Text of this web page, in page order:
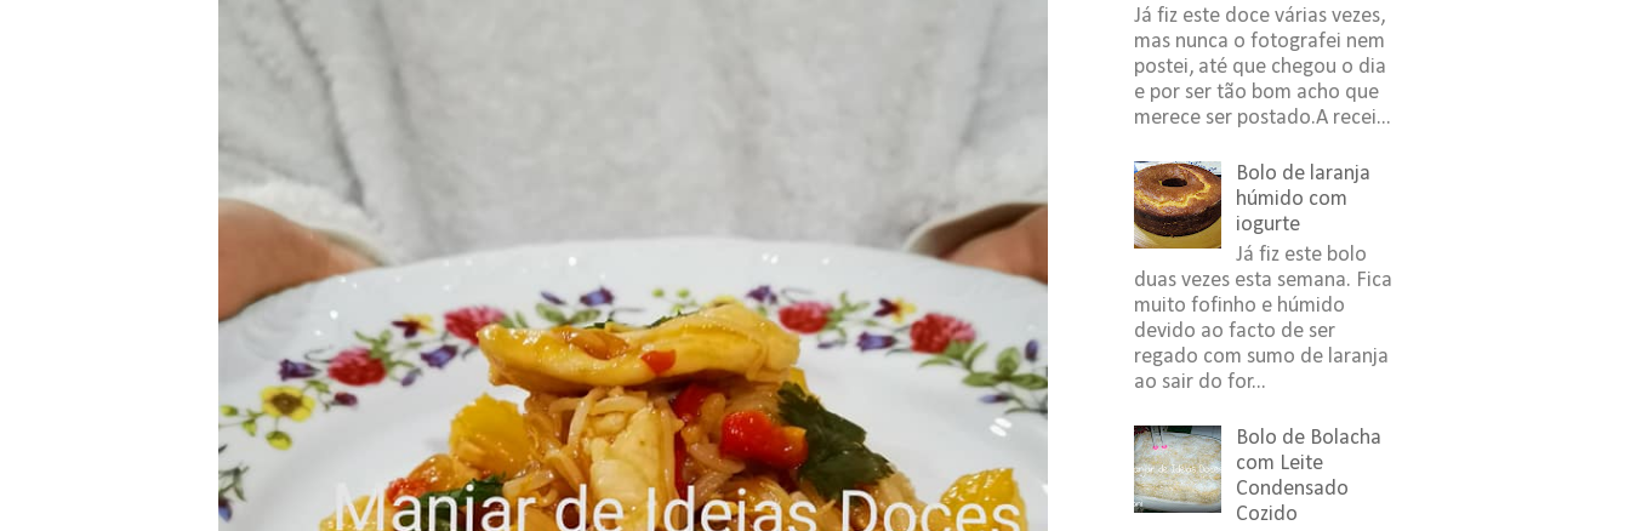
Já fiz este doce várias vezes,
mas nunca o fotografei nem
postei, até que chegou o dia
e por ser tão bom acho que
merece ser postado.A recei...
Bolo de laranja
húmido com
iogurte
Já fiz este bolo
duas vezes esta semana. Fica
muito fofinho e húmido
devido ao facto de ser
regado com sumo de laranja
ao sair do for...
Bolo de Bolacha
com Leite
Condensado
Cozido